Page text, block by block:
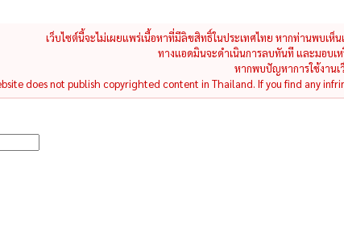
เว็บไซต์นี้จะไม่เผยแพร่เนื้อหาที่มีลิขสิทธิ์ในประเทศไทย หากท่านพบเห็
ทางแอดมินจะดำเนินการลบทันที และมอบเ
หากพบปัญหาการใช้งานเ
does not publish copyrighted content in Thailand. If you find any